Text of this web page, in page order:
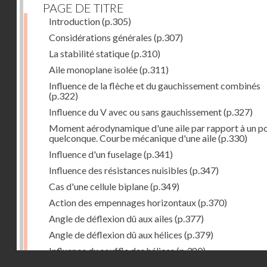
PAGE DE TITRE
Introduction(p.305)
Considérations générales (p.307)
La stabilité statique(p.310)
Aile monoplane isolée(p.311)
Influence de la flèche et du gauchissement combinés
(p.322)
Influence du V avec ou sans gauchissement(p.327)
Moment aérodynamique d'une aile par rapport à un
quelconque. Courbe mécanique d'une aile(p.330)
Influence d'un fuselage(p.341)
Influence des résistances nuisibles (p.347)
Cas d'une cellule biplane(p.349)
Action des empennages horizontaux(p.370)
Angle de déflexion dû aux ailes (p.377)
Angle de déflexion dû aux hélices (p.379)
Influence du souffle des hélices(p.380)